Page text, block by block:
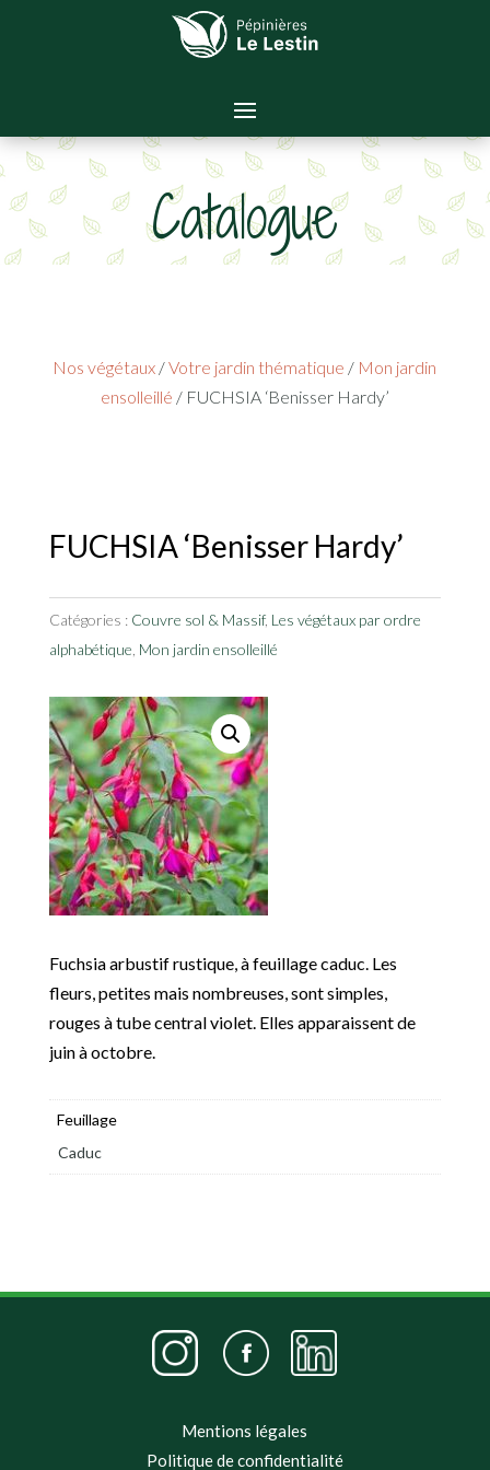
Catalogue
Nos végétaux /Votre jardin thématique / Mon jardin
ensolleillé / FUCHSIA ‘Benisser Hardy’
FUCHSIA ‘Benisser Hardy’
Catégories : Couvre sol & Massif, Les végétaux par ordre
alphabétique Mon jardin ensolleillé
Fuchsia arbustif rustique, à feuillage caduc. Les
fleurs, petites mais nombreuses, sont simples,
rouges à tube central violet. Elles apparaissent de
juin à octobre.
Feuillage
Caduc
Mentions légales
Politique de confidentialité